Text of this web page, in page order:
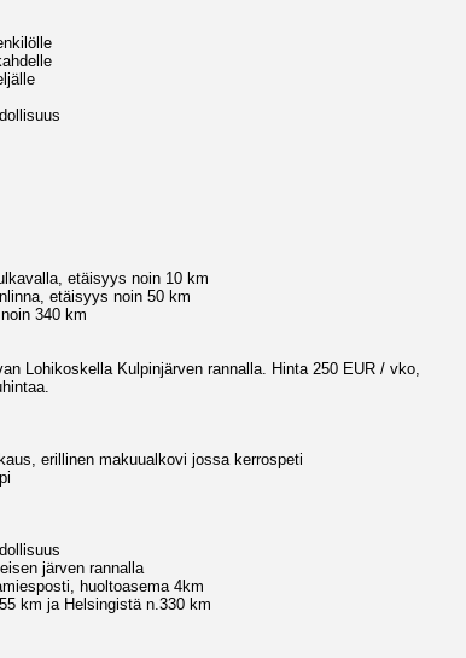
etäisyys noin 10 km
etäisyys noin 50 km
340 km
Lohikoskella Kulpinjärven rannalla. Hinta 250 EUR / vko,
erillinen makuualkovi jossa kerrospeti
järven rannalla
huoltoasema 4km
km ja Helsingistä n.330 km